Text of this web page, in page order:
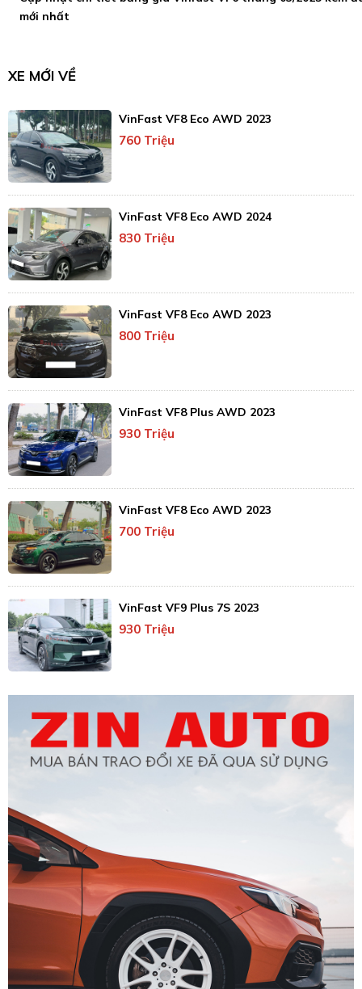
mới nhất
XE MỚI VỀ
VinFast VF8 Eco AWD 2023
760 Triệu
VinFast VF8 Eco AWD 2024
830 Triệu
VinFast VF8 Eco AWD 2023
800 Triệu
VinFast VF8 Plus AWD 2023
930 Triệu
VinFast VF8 Eco AWD 2023
700 Triệu
VinFast VF9 Plus 7S 2023
930 Triệu